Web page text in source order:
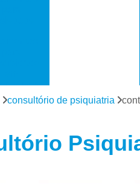
consultório de psiquiatria